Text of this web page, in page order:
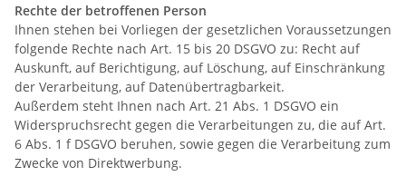
Rechte der betroffenen Person
Ihnen stehen bei Vorliegen der gesetzlichen Voraussetzungen
folgende Rechte nach Art. 15 bis 20 DSGVO zu: Recht auf
Auskunft, auf Berichtigung, auf Löschung, auf Einschränkung
der Verarbeitung, auf Datenübertragbarkeit.
Außerdem steht Ihnen nach Art. 21 Abs. 1 DSGVO ein
Widerspruchsrecht gegen die Verarbeitungen zu, die auf Art.
6 Abs. 1 f DSGVO beruhen, sowie gegen die Verarbeitung zum
Zwecke von Direktwerbung.